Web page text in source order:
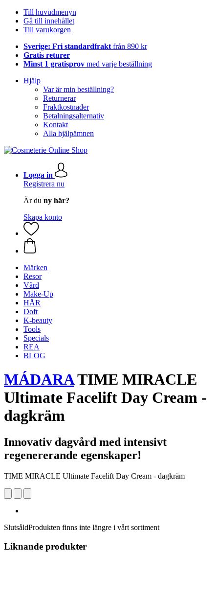
Till huvudmenyn
Gå till innehållet
Till varukorgen
Sverige: Fri standardfrakt från 890 kr
Gratis returer
Minst 1 gratisprov med varje beställning
Hjälp
Var är min beställning?
Returnerar
Fraktkostnader
Betalningsalternativ
Kontakt
Alla hjälpämnen
Logga in
Registrera nu
Är du ny här?
Skapa konto
Märken
Resor
Vård
Make-Up
HÅR
Doft
K-beauty
Tools
Specials
REA
BLOG
MÁDARATIME MIRACLE
Ultimate Facelift Day Cream -
dagkräm
Innovativ dagvård med intensivt
regenererande egenskaper!
TIME MIRACLE Ultimate Facelift Day Cream - dagkräm
SlutsåldProdukten finns inte längre i vårt sortiment
Liknande produkter